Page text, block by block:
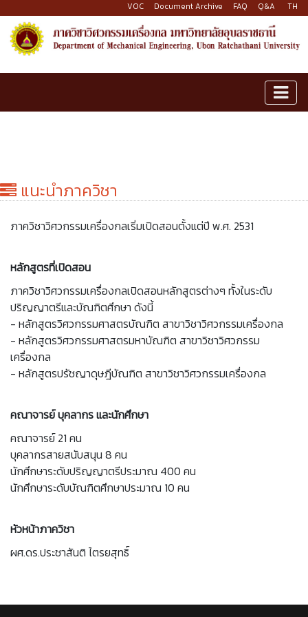
VOC Document Archive FAQ Q&A TH
แนะนำภาควิชา
ภาควิชาวิศวกรรมเครื่องกลเริ่มเปิดสอนตั้งแต่ปี พ.ศ. 2531
หลักสูตรที่เปิดสอน
ภาควิชาวิศวกรรมเครื่องกลเปิดสอนหลักสูตรต่างๆ ทั้งในระดับ
ปริญญาตรีและบัณฑิตศึกษา ดังนี้
- หลักสูตรวิศวกรรมศาสตรบัณฑิต สาขาวิชาวิศวกรรมเครื่องกล
- หลักสูตรวิศวกรรมศาสตรมหาบัณฑิต สาขาวิชาวิศวกรรม
เครื่องกล
- หลักสูตรปรัชญาดุษฎีบัณฑิต สาขาวิชาวิศวกรรมเครื่องกล
คณาจารย์ บุคลากร และนักศึกษา
คณาจารย์ 21 คน
บุคลากรสายสนับสนุน 8 คน
นักศึกษาระดับปริญญาตรีประมาณ 400 คน
นักศึกษาระดับบัณฑิตศึกษาประมาณ 10 คน
หัวหน้าภาควิชา
ผศ.ดร.ประชาสันติ ไตรยสุทธิ์